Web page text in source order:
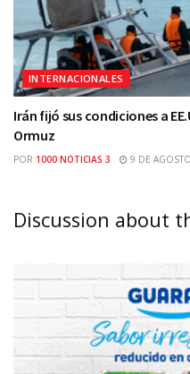
INTERNACIONALES
Irán fijó sus condiciones a
Ormuz
POR 1000 NOTICIAS 3 9 DE
Discussion about